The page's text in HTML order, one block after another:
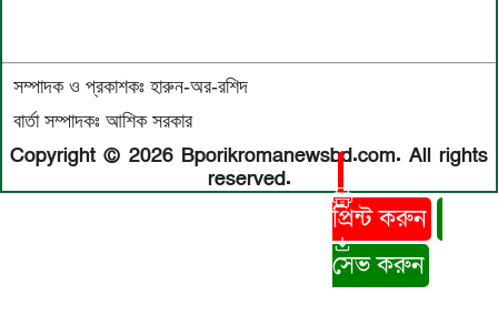
সম্পাদক ও প্রকাশকঃ হারুন-অর-রশিদ
বার্তা সম্পাদকঃ আশিক সরকার
Copyright © 2026 Bporikromanewsbd.com. All rights
reserved.
প্রিন্ট করুন
সেভ করুন